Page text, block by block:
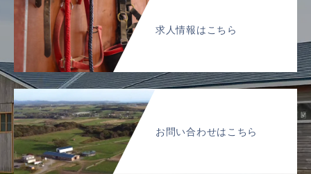
求人情報はこちら
お問い合わせはこちら